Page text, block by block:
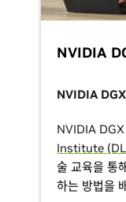
NVIDIA
NVIDIA
NVIDIA DGX
Institute
술 교육을 통
하는 방법을